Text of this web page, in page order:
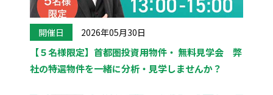
開催日 2026年05月30日
【５名様限定】首都圏投資用物件・ 無料見学会 弊
社の特選物件を一緒に分析・見学しませんか？